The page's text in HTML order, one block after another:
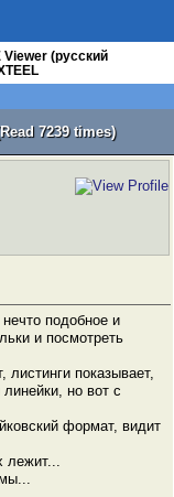
Viewer (русский
7239 times)
подобное и
и посмотреть
показывает,
но вот с
формат, видит
лежит...